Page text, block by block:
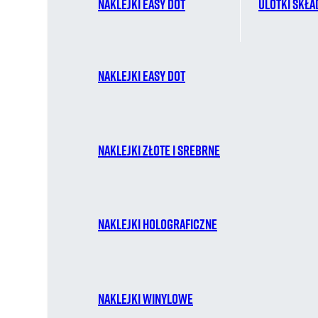
Naklejki easy dot Ulotki
Naklejki easy dot
Naklejki złote i srebrne
Naklejki holograficzne
Naklejki winylowe